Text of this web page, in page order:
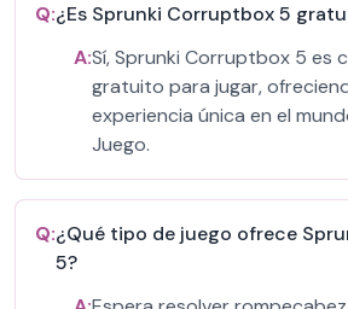
Q:¿Es Sprunki Corruptbox 5
A:Sí, Sprunki Corruptbox 5 es
gratuito para jugar,
experiencia única en el
Juego.
Q:¿Qué tipo de juego ofrece
5?